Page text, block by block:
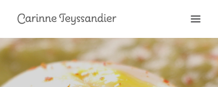
MON PARCOURS
À LA TÉLÉ